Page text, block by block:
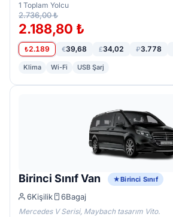
1 Toplam Yolcu
2.736,00 ₺
2.188,80 ₺
₺2.189 €39,68 £34,02 ₽3.778
Klima Wi-Fi USB Şarj
Birinci Sınıf Van Birinci Sınıf
6Kişilik 6Bagaj
Mercedes V Serisi, Maybach tasarım Vito.